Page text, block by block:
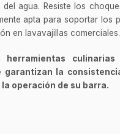
del agua. Resiste los
apta para soportar los
en lavavajillas comerciales.
herramientas
garantizan la
operación de su barra.